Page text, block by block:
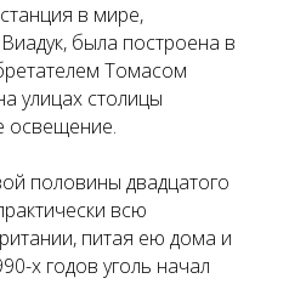
в мире,
была построена в
Томасом
улицах столицы
освещение.
половины двадцатого
всю
питая ею дома и
х годов уголь начал